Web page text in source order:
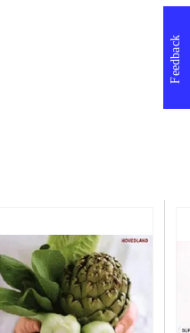
Feedback